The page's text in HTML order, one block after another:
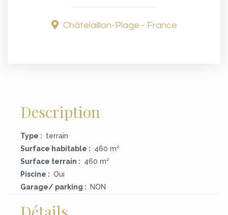
Châtelaillon-Plage - France
Description
Type : terrain
Surface habitable : 460 m²
Surface terrain : 460 m²
Piscine : Oui
Garage/ parking :
NON